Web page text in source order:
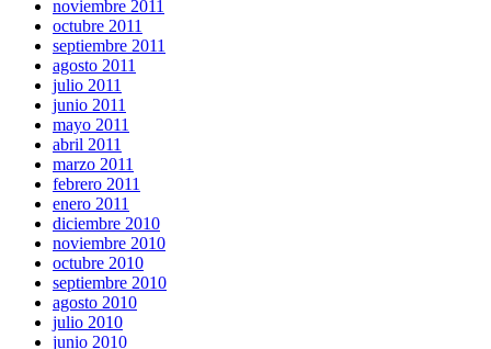
noviembre 2011
octubre 2011
septiembre 2011
agosto 2011
julio 2011
junio 2011
mayo 2011
abril 2011
marzo 2011
febrero 2011
enero 2011
diciembre 2010
noviembre 2010
octubre 2010
septiembre 2010
agosto 2010
julio 2010
junio 2010